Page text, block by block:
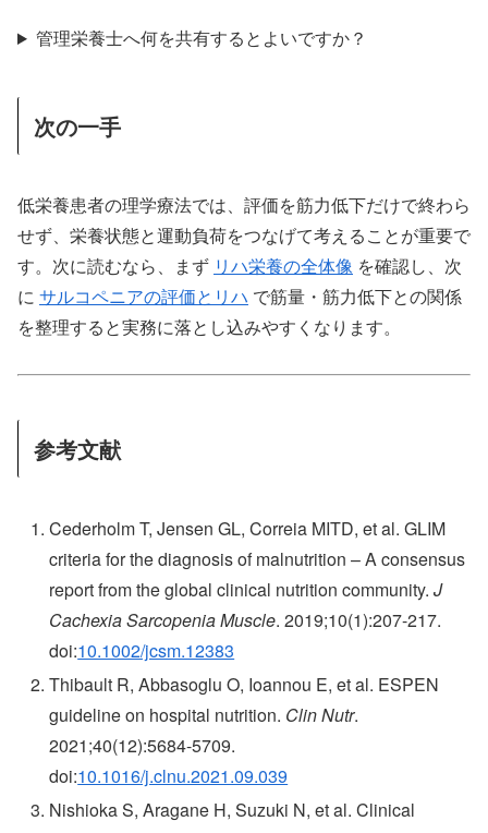
管理栄養士へ何を共有するとよいですか？
次の一手
低栄養患者の理学療法では、評価を筋力低下だけで終わら
せず、栄養状態と運動負荷をつなげて考えることが重要で
す。次に読むなら、まず リハ栄養の全体像 を確認し、次
に サルコペニアの評価とリハ で筋量・筋力低下との関係
を整理すると実務に落とし込みやすくなります。
参考文献
Cederholm T, Jensen GL, Correia MITD, et al. GLIM
criteria for the diagnosis of malnutrition – A consensus
report from the global clinical nutrition community.J
Cachexia Sarcopenia Muscle. 2019;10(1):207-217.
doi:10.1002/jcsm.12383
Thibault R, Abbasoglu O, Ioannou E, et al. ESPEN
guideline on hospital nutrition. Clin Nutr.
2021;40(12):5684-5709.
doi:10.1016/j.clnu.2021.09.039
Nishioka S, Aragane H, Suzuki N, et al. Clinical